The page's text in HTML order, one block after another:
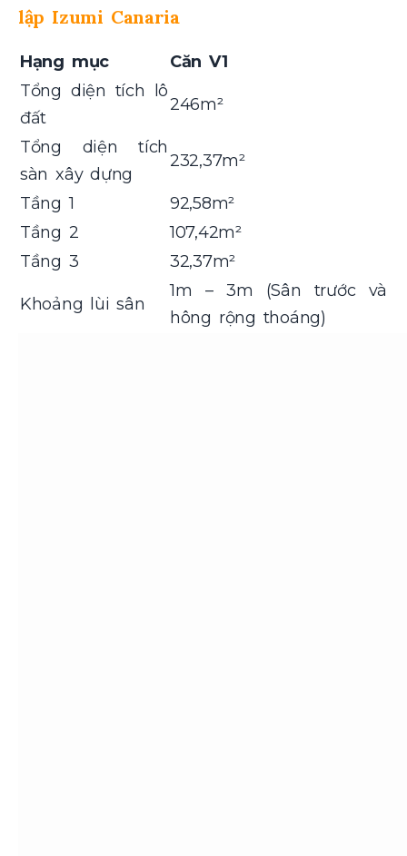
lập Izumi Canaria
Hạng mục
Căn V1
Tổng diện tích lô
đất
246m²
Tổng diện tích
sàn xây dựng
232,37m²
Tầng 1
92,58m²
Tầng 2
107,42m²
Tầng 3
32,37m²
Khoảng lùi sân
1m – 3m (Sân trước và
hông rộng thoáng)